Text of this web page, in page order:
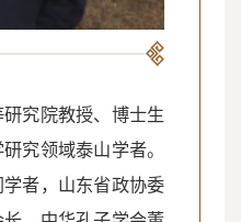
究院教授、博士生
究领域泰山学者。
者，山东省政协委